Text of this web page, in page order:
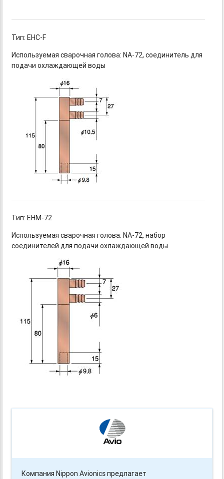
Тип: EHC-F
Используемая сварочнаяголова: NA-72, соединитель для
подачи охлаждающей воды
Тип: EHM-72
Используемая сварочнаяголова: NA-72, набор
соединителей для подачи охлаждающей воды
Компания Nippon Avionics предлагает